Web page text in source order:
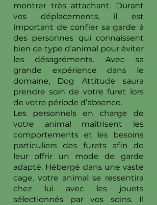
montrer très attachant. Durant
vos déplacements, il est
important de confier sa garde à
des personnes qui connaissent
bien ce type d’animal pour éviter
les désagréments. Avec sa
grande expérience dans le
domaine, Dog Attitude saura
prendre soin de votre furet lors
de votre période d’absence.
Les personnels en charge de
votre animal maîtrisent les
comportements et les besoins
particuliers des furets afin de
leur offrir un mode de garde
adapté. Hébergé dans une vaste
cage, votre animal se ressentira
chez lui avec les jouets
sélectionnés par vos soins. Il